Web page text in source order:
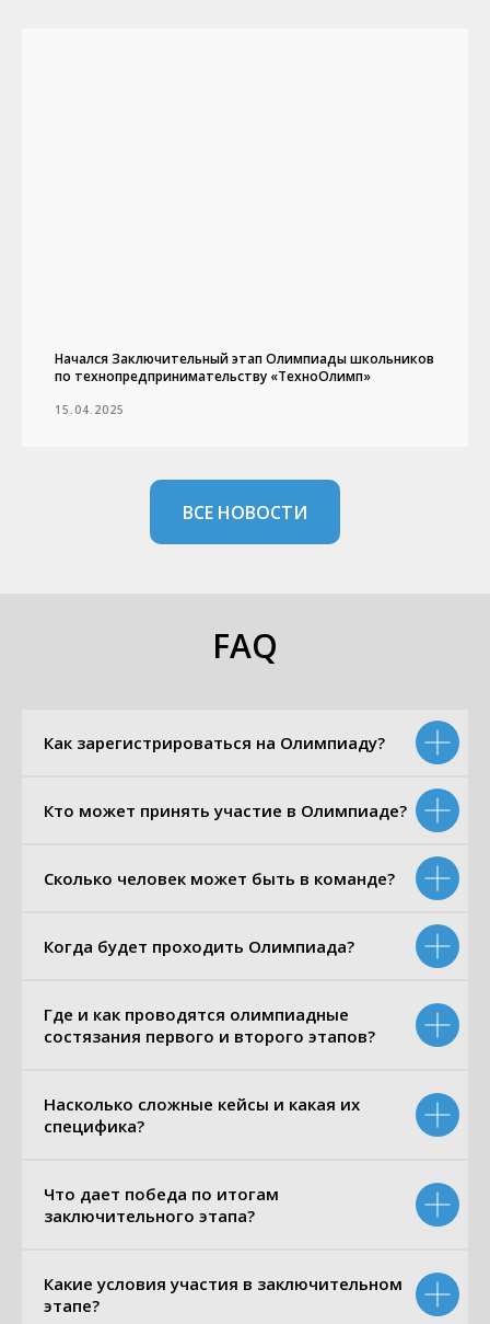
Начался Заключительный этап Олимпиады школьников
по технопредпринимательству «ТехноОлимп»
15.04.2025
ВСЕ НОВОСТИ
FAQ
Как зарегистрироваться на Олимпиаду?
Кто может принять участие в Олимпиаде?
Сколько человек может быть в команде?
Когда будет проходить Олимпиада?
Где и как проводятся олимпиадные
состязания первого и второго этапов?
Насколько сложные кейсы и какая их
специфика?
Что дает победа по итогам
заключительного этапа?
Какие условия участия в заключительном
этапе?